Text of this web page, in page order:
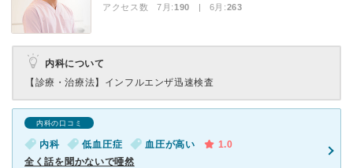
アクセス数 7月:190 | 6月:263
内科について
【診療・治療法】 インフルエンザ迅速検査
内科の口コミ
内科 低血圧症 血圧が高い
1.0
全く話を聞かないで唖然